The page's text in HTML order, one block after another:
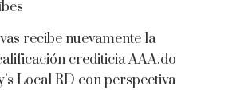
recibe nuevamente la
crediticia AAA.do
Local RD con perspectiva